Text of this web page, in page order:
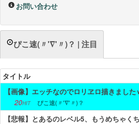
1週間内ランキング
1ヶ月内ランキング
ニュース
エンタメ
スポーツ
お問い合わせ
ぴこ速(〃'∇'〃)？ | 注目
タイトル
【画像】エッチなのでロリヱロ描きました
20HIT ぴこ速(〃'∇'〃)？
【悲報】とあるのレベル5、もうめちゃく